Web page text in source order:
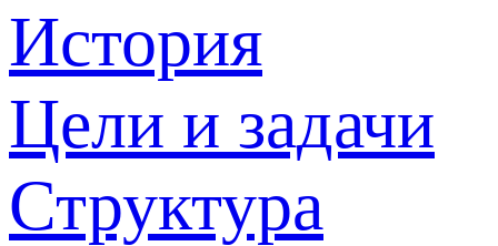
История
Цели и задачи
Структура